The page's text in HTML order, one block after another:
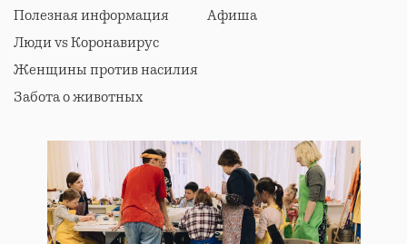
Полезная информация
Афиша
Люди vs Коронавирус
Женщины против насилия
Забота о животных